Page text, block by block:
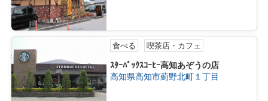
食べる 喫茶店・カフェ
ｽﾀｰﾊﾞｯｸｽｺｰﾋｰ高知あぞうの店
高知県高知市薊野北町１丁目